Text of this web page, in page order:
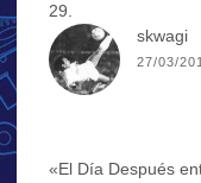
skwagi
27/03/
«El Día Después